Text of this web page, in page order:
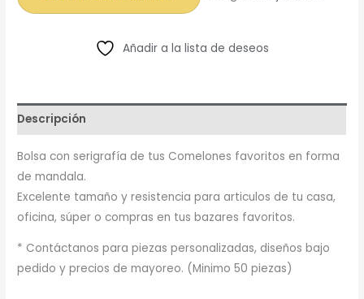
Añadir a la lista de deseos
Descripción
Bolsa con serigrafía de tus Comelones favoritos en forma
de mandala.
Excelente tamaño y resistencia para articulos de tu casa,
oficina, súper o compras en tus bazares favoritos.
* Contáctanos para piezas personalizadas, diseños bajo
pedido y precios de mayoreo. (Minimo 50 piezas)